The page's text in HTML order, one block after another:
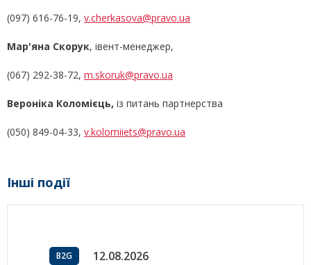
(097) 616-76-19, v.cherkasova@pravo.ua
Мар'яна Скорук, івент-менеджер,
(067) 292-38-72, m.skoruk@pravo.ua
Вероніка Коломієць, із питань партнерства
(050) 849-04-33, v.kolomiiets@pravo.ua
Інші події
B2G 12.08.2026